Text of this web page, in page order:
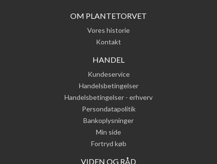
OM PLANTETORVET
Vores historie
Kontakt
HANDEL
Kundeservice
Handelsbetingelser
Handelsbetingelser - erhverv
Persondatapolitik
Bankoplysninger
Min side
Fortryd køb
VIDEN OG RÅD